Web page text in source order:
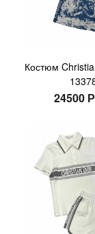
Костюм
24500